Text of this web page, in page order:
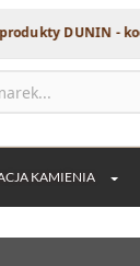
DUNIN - kod
KAMIENIA